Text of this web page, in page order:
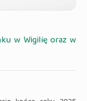
w Wigilię oraz w